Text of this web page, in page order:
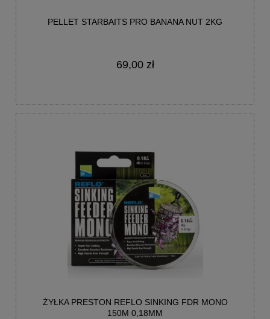
PELLET STARBAITS PRO BANANA NUT 2KG
69,00 zł
ŻYŁKA PRESTON REFLO SINKING FDR MONO
150M 0,18MM